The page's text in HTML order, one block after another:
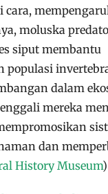
cara,
moluska
siput membantu
populasi
dalam
mereka
dan
History Museum)